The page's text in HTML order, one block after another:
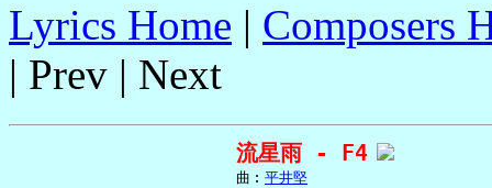
Lyrics Home | Composers
| Prev | Next
流星雨 - F4
     曲︰
平井堅